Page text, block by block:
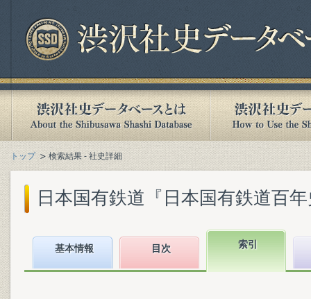
トップ 検索結果 - 社史詳細
日本国有鉄道『日本国有鉄道百
基本情報 目次 索引